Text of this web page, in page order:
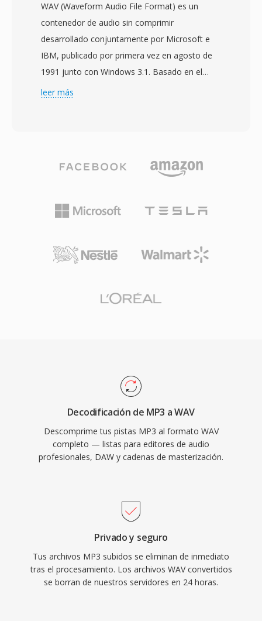
tasas de bits, comúnmente entre 128 kbps y
320 kbps, permitiendo a los usuarios equilibrar
el tamaño del archivo y la fidelidad del audio.
La eficiente compresión del formato, su amplía
compatibilidad con dispositivos y sus reducidos
tamaños de archivo lo convirtieron en la fuerza
internet. Hoy en día, MP3 sigue siendo uno de
los formatos de audio con soporte más
reproductores multimedia, sistemas operativos
WAV (Waveform Audio File Format) es un
contenedor de audio sin comprimir
desarrollado conjuntamente por Microsoft e
IBM, publicado por primera vez en agosto de
1991 junto con Windows 3.1. Basado en el
formato RIFF (Resource Interchange File
muestreo, la profundidad de bits y el conteo de
a WAV en el estándar de facto para audio sin
comprimir en Windows y un formato de
prácticamente todos los sistemas operativos,
utilizan muestras de 16 bits a 44.1 kHz estéreo,
importante es la fidelidad sin pérdida: dado qué
el WAV estándar no aplica ninguna compresión,
los datos almacenados son una representación
digital exacta de la grabación original,
convirtiéndolo en la opción preferida para
masterización y archivo. WAV también soporta
de producción. La principal desventaja es el
calidad CD ocupa aproximadamente 10 MB —
y la estructura RIFF de 32 bits impone un límite
de 4 GB, aunque RF64 elimina esa restricción.
leer más
Decodificación de MP3 a WAV
Descomprime tus pistas MP3 al formato WAV
completo — listas para editores de audio
profesionales, DAW y cadenas de masterización.
Privado y seguro
Tus archivos MP3 subidos se eliminan de inmediato
tras el procesamiento. Los archivos WAV convertidos
se borran de nuestros servidores en 24 horas.